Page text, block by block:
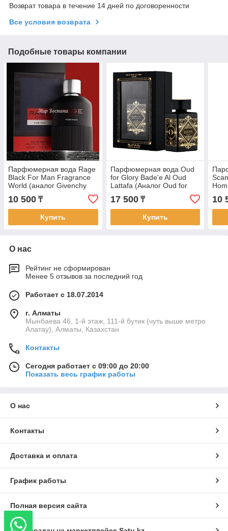
Возврат товара в течение 14 дней по договоренности
Все условия возврата
Подобные товары компании
Парфюмерная вода Rage
Black For Man Fragrance
World (аналог Givenchy
Gentleman, 100 мл, ОАЭ)
10 500 ₸
Купить
Парфюмерная вода Oud
for Glory Bade'e Al Oud
Lattafa (Аналог Oud for
Greatness Initio Parfums
Prives)
17 500₸
Купить
10
О нас
Рейтинг не сформирован
Менее 5 отзывов за последний год
Работает с 18.07.2014
г. Алматы
Мынбаева 46, 1-й этаж, 111-й бутик (чуть выше метро
Алатау), Алматы, Казахстан
Контакты
Сегодня работает с 09:00 до 20:00
Показать весь график работы
О нас
Контакты
Доставка и оплата
График работы
Полная версия сайта